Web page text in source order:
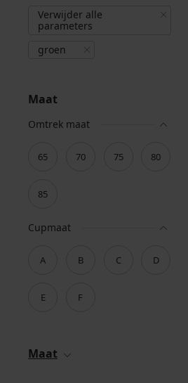
Verwijder alle
parameters
groen
Maat
Omtrek maat
65 70 75 80
85
Cupmaat
A B C D
E F
Maat